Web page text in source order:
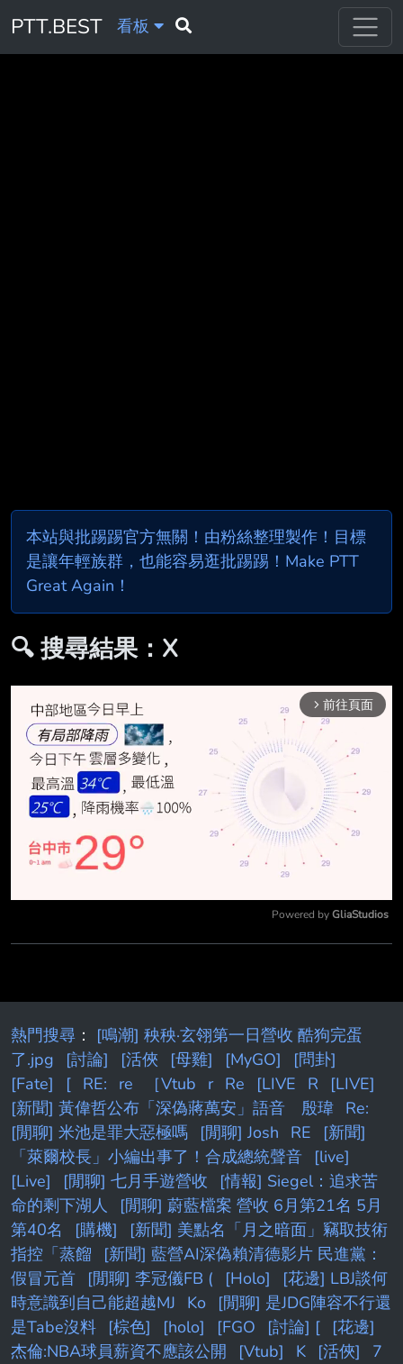
PTT.BEST 看板
本站與批踢踢官方無關！由粉絲整理製作！目標
是讓年輕族群，也能容易逛批踢踢！Make PTT
Great Again！
🔍 搜尋結果：X
arrow_forward_ios 前往頁面
Powered by GliaStudios
熱門搜尋 ： [鳴潮] 秧秧·玄翎第一日營收 酷狗完蛋
了.jpg
[討論] [活俠 [母雞] [MyGO]
[問卦]
[Fate]
[ RE: re ［Vtub r Re [LIVE R
[LIVE]
[新聞] 黃偉哲公布「深偽蔣萬安」語音 殷瑋 Re:
[閒聊] 米池是罪大惡極嗎
[閒聊] Josh RE
[新聞]
「萊爾校長」小編出事了！合成總統聲音
[live]
[Live]
[閒聊] 七月手遊營收
[情報] Siegel：追求苦
命的剩下湖人
[閒聊] 蔚藍檔案 營收 6月第21名 5月
第40名
[購機]
[新聞] 美點名「月之暗面」竊取技術
指控「蒸餾
[新聞] 藍營AI深偽賴清德影片 民進黨：
假冒元首
[閒聊] 李冠儀FB ( [Holo]
[花邊] LBJ談何
時意識到自己能超越MJ
Ko
[閒聊] 是JDG陣容不行還
是Tabe沒料
[棕色] [holo] [FGO [討論] [
[花邊]
杰倫:NBA球員薪資不應該公開
[Vtub] K [活俠]
7